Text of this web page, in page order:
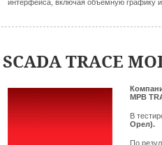
интерфейса, включая объемную графику
SCADA TRACE
МРВ
В
Орел).
По